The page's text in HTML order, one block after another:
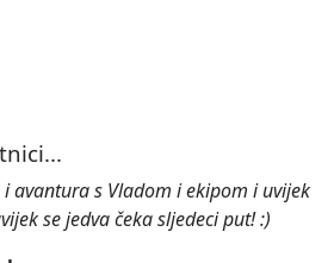
avantura s Vladom i ekipom i uvijek
se jedva čeka sljedeci put! :)